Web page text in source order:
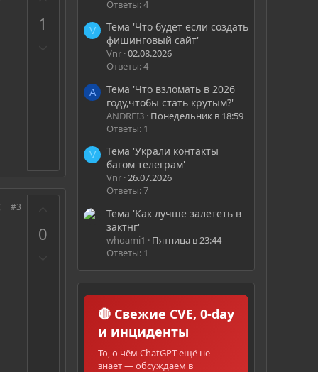
1
#3
0
Ответы: 4
V
Тема 'Что будет если создать
фишинговый сайт'
Vnr 02.08.2026
Ответы: 4
A
Тема 'Что взломать в 2026
году,чтобы стать крутым?'
ANDREI3 Понедельник в 18:59
Ответы: 1
V
Тема 'Украли контакты
багом телеграм'
Vnr 26.07.2026
Ответы: 7
Тема 'Как лучше залететь в
зактнг'
whoami1
Пятница в 23:44
Ответы: 1
🔴 Свежие CVE, 0-day
и инциденты
То, о чём ChatGPT ещё не
знает — обсуждаем в